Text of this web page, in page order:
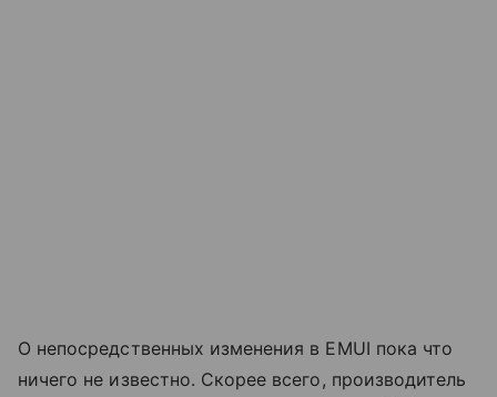
О непосредственных изменения в EMUI пока что
ничего не известно. Скорее всего, производитель